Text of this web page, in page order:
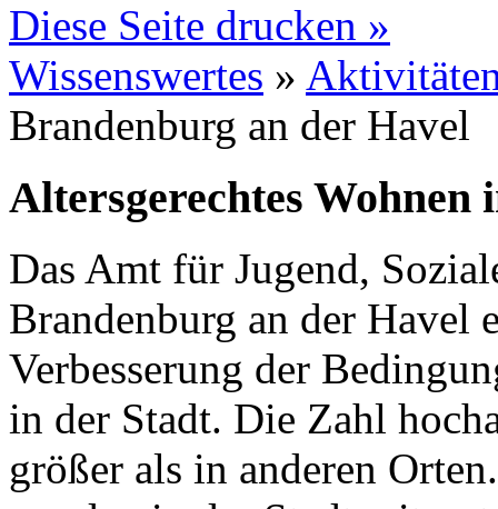
Diese Seite drucken »
Wissenswertes »
Brandenburg an der Havel
Altersgerechtes
Das Amt für Jugend,
Brandenburg an der Havel
Verbesserung der
in der Stadt. Die Zahl
größer als in anderen